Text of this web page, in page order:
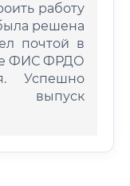
работу
решена
почтой в
ФИС ФРДО
Успешно